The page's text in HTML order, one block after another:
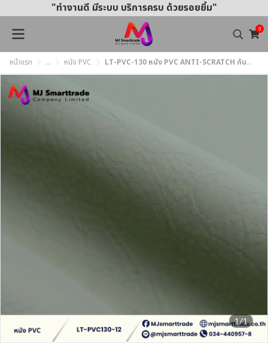
"ทำงานดี มีระบบ บริการครบ ด้วยรอยยิ้ม"
0
หน้าแรก ... หนัง PVC LT-PVC-130 หนัง PVC ANTI-SCRATCH กันรอยขีดข่วน หน้ากว้าง 142x90 ซม.
1/1